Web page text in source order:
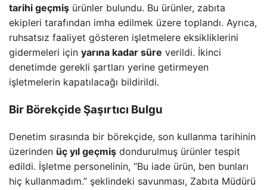
tarihi geçmiş ürünler bulundu. Bu ürünler, zabıta
ekipleri tarafından imha edilmek üzere toplandı. Ayrıca,
ruhsatsız faaliyet gösteren işletmelere eksikliklerini
gidermeleri için yarına kadar süre verildi. İkinci
denetimde gerekli şartları yerine getirmeyen
işletmelerin kapatılacağı bildirildi.
Bir Börekçide Şaşırtıcı Bulgu
Denetim sırasında bir börekçide, son kullanma tarihinin
üzerinden üç yıl geçmiş dondurulmuş ürünler tespit
edildi. İşletme personelinin, “Bu iade ürün, ben bunları
hiç kullanmadım.” şeklindeki savunması, Zabıta Müdürü